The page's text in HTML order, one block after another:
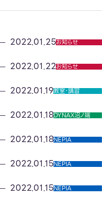
2022.01.25お知らせ
2022.01.22お知らせ
2022.01.19教室･講習
2022.01.18DYNAX沼ノ端
2022.01.18NEPIA
2022.01.15NEPIA
2022.01.15NEPIA